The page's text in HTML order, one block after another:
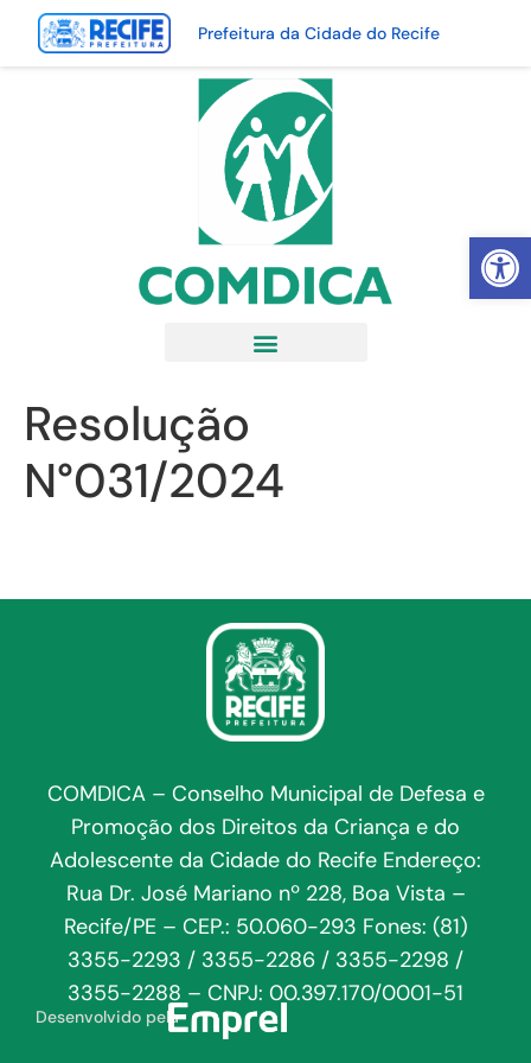
Abrir
Prefeitura da Cidade do Recife
Resolução
N°031/2024
COMDICA – Conselho Municipal de Defesa e
Promoção dos Direitos da Criança e do
Adolescente da Cidade do Recife Endereço:
Rua Dr. José Mariano nº 228, Boa Vista –
Recife/PE – CEP.: 50.060-293 Fones: (81)
3355-2293 / 3355-2286 / 3355-2298 /
3355-2288 – CNPJ: 00.397.170/0001-51
Desenvolvido pela